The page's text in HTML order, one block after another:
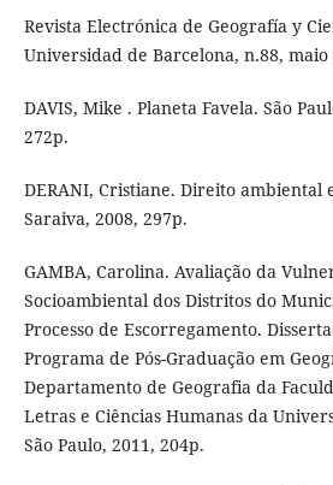
Revista Electrónica de Geografía y
Universidad de Barcelona, n.88, maio
DAVIS, Mike . Planeta Favela. São
272p.
DERANI, Cristiane. Direito ambiental
Saraiva, 2008, 297p.
GAMBA, Carolina. Avaliação da
Socioambiental dos Distritos do
Processo de Escorregamento.
Programa de Pós-Graduação em
Departamento de Geografia da
Letras e Ciências Humanas da
São Paulo, 2011, 204p.